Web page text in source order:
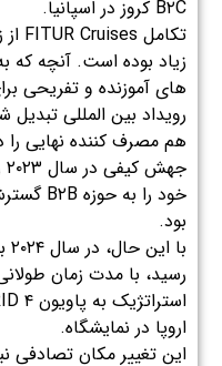
B۲C کروز در اسپانیا.
زیاد بوده است. آنچه که
های آموزنده و تفریحی
رویداد بین المللی
هم مصرف کننده نهایی را
بود.
اروپا در نمایشگاه.